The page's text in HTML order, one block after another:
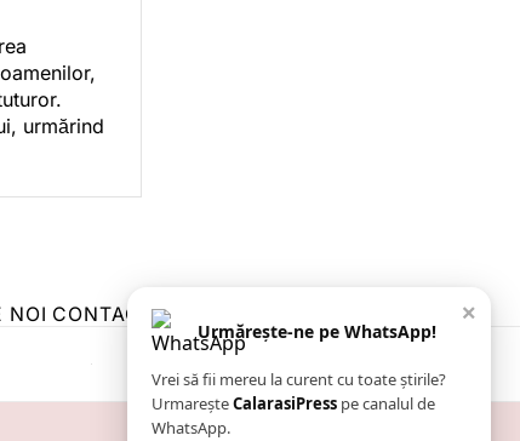
urmărind
NOI CONTACT ZIARUL ANUNȚUL CĂLĂRĂȘEAN
×
Urmărește-ne pe WhatsApp!
Vrei să fii mereu la curent cu toate știrile?
UrmareșteCalarasiPress pe canalul de
WhatsApp.